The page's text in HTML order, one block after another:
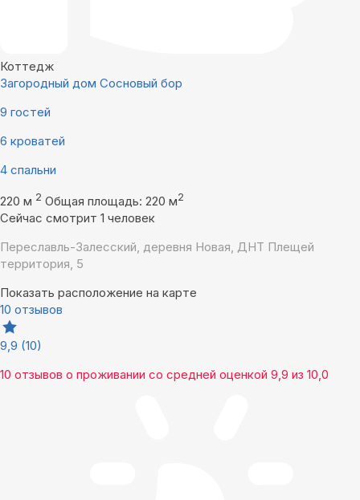
Коттедж
Загородный дом Сосновый бор
9 гостей
6 кроватей
4 спальни
220 м 2 Общая площадь: 220 м2
Сейчас смотрит 1 человек
Переславль-Залесский, деревня Новая, ДНТ Плещей
территория, 5
Показать расположение на карте
10 отзывов
9,9 (10)
10 отзывов о проживании со средней оценкой 9,9 из 10,0